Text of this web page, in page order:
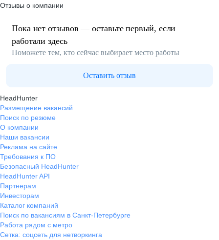
Отзывы о компании
Пока нет отзывов — оставьте первый, если
работали здесь
Поможете тем, кто сейчас выбирает место работы
Оставить отзыв
HeadHunter
Размещение вакансий
Поиск по резюме
О компании
Наши вакансии
Реклама на сайте
Требования к ПО
Безопасный HeadHunter
HeadHunter API
Партнерам
Инвесторам
Каталог компаний
Поиск по вакансиям в Санкт-Петербурге
Работа рядом с метро
Сетка: соцсеть для нетворкинга